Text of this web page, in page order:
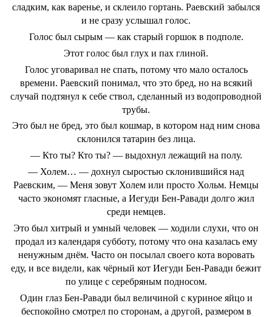
сладким, как варенье, и склеило гортань. Раевский забылся
и не сразу услышал голос.
Голос был сырым — как старый горшок в подполе.
Этот голос был глух и пах глиной.
Голос уговаривал не спать, потому что мало осталось
времени. Раевский понимал, что это бред, но на всякий
случай подтянул к себе ствол, сделанный из водопроводной
трубы.
Это был не бред, это был кошмар, в котором над ним снова
склонился татарин без лица.
— Кто ты? Кто ты? — выдохнул лежащий на полу.
— Холем… — дохнул сыростью склонившийся над
Раевским, — Меня зовут Холем или просто Хольм. Немцы
часто экономят гласные, а Иегуди Бен-Равади долго жил
среди немцев.
Это был хитрый и умный человек — ходили слухи, что он
продал из календаря субботу, потому что она казалась ему
ненужным днём. Часто он посылал своего кота воровать
еду, и все видели, как чёрный кот Иегуди Бен-Равади бежит
по улице с серебряным подносом.
Один глаз Бен-Равади был величиной с куриное яйцо и
беспокойно смотрел по сторонам, а другой, размером в